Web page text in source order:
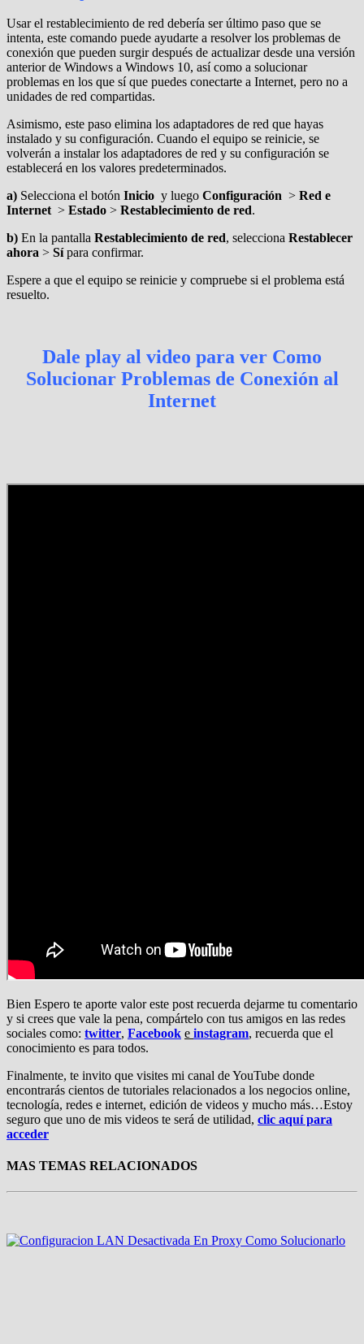
Usar el restablecimiento de red debería ser último paso que se
intenta, este comando puede ayudarte a resolver los problemas de
conexión que pueden surgir después de actualizar desde una versión
anterior de Windows a Windows 10, así como a solucionar
problemas en los que sí que puedes conectarte a Internet, pero no a
unidades de red compartidas.
Asimismo, este paso elimina los adaptadores de red que hayas
instalado y su configuración. Cuando el equipo se reinicie, se
volverán a instalar los adaptadores de red y su configuración se
establecerá en los valores predeterminados.
a) Selecciona el botón Inicio y luego Configuración > Red e
Internet > Estado > Restablecimiento de red.
b) En la pantalla Restablecimiento de red, selecciona Restablecer
ahora > Sípara confirmar.
Espere a que el equipo se reinicie y compruebe si el problema está
resuelto.
Dale play al video para ver Como
Solucionar Problemas de Conexión al
Internet
Bien Espero te aporte valor este post recuerda dejarme tu comentario
y si crees que vale la pena, compártelo con tus amigos en las redes
sociales como: twitter, Facebook e instagram, recuerda que el
conocimiento es para todos.
Finalmente, te invito que visites mi canal de YouTube donde
encontrarás cientos de tutoriales relacionados a los negocios online,
tecnología, redes e internet, edición de videos y mucho más…Estoy
seguro que uno de mis videos te será de utilidad, clic aquí para
acceder
MAS TEMAS RELACIONADOS